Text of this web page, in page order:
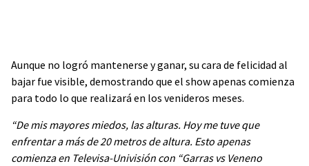
Aunque no logró mantenerse y ganar, su cara de felicidad al
bajar fue visible, demostrando que el show apenas comienza
para todo lo que realizará en los venideros meses.
“De mis mayores miedos, las alturas. Hoy me tuve que
enfrentar a más de 20 metros de altura. Esto apenas
comienza en Televisa-Univisión con “Garras vs Veneno